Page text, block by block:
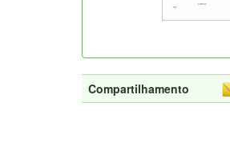
Compartilhamento